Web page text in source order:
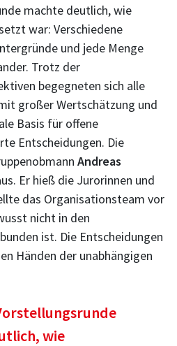
machte deutlich, wie
war: Verschiedene
und jede Menge
Trotz der
begegneten sich alle
großer Wertschätzung und
Basis für offene
Entscheidungen. Die
Andreas
Er hieß die Jurorinnen und
das Organisationsteam vor
nicht in den
ist. Die Entscheidungen
Händen der unabhängigen
wie